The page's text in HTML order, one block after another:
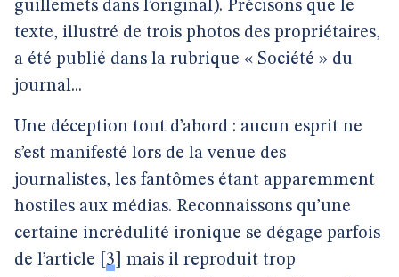
guillemets dans l’original). Précisons que le
texte, illustré de trois photos des propriétaires,
a été publié dans la rubrique « Société » du
journal...
Une déception tout d’abord : aucun esprit ne
s’est manifesté lors de la venue des
journalistes, les fantômes étant apparemment
hostiles aux médias. Reconnaissons qu’une
certaine incrédulité ironique se dégage parfois
de l’article
3
mais il reproduit trop